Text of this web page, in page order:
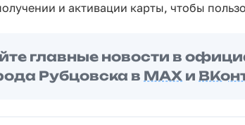
и активации карты, чтобы
главные новости в
Рубцовска в MAX и